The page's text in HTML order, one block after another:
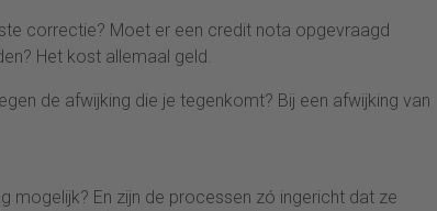
correctie? Moet er een credit nota opgevraagd
Het kost allemaal geld.
de afwijking die je tegenkomt? Bij een afwijking van
mogelijk? En zijn de processen zó ingericht dat ze